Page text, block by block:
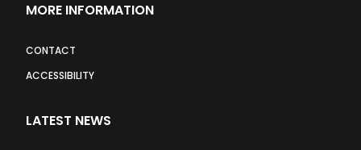
MORE INFORMATION
CONTACT
ACCESSIBILITY
LATEST NEWS